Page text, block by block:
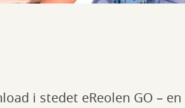
i stedet eReolen GO – en